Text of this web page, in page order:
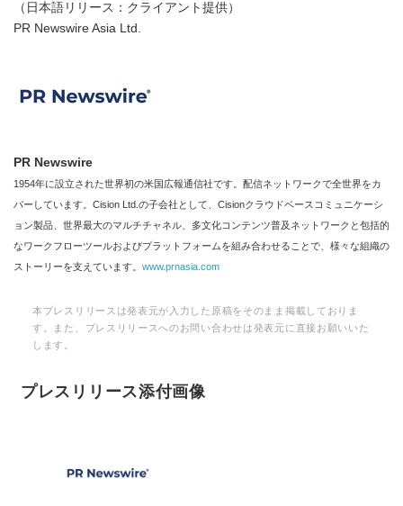
（日本語リリース：クライアント提供）
PR Newswire Asia Ltd.
PR Newswire
1954年に設立された世界初の米国広報通信社です。配信ネットワークで全世界をカ
バーしています。Cision Ltd.の子会社として、Cisionクラウドベースコミュニケーシ
ョン製品、世界最大のマルチチャネル、多文化コンテンツ普及ネットワークと包括的
なワークフローツールおよびプラットフォームを組み合わせることで、様々な組織の
ストーリーを支えています。 www.prnasia.com
本プレスリリースは発表元が入力した原稿をそのまま掲載しておりま
す。また、プレスリリースへのお問い合わせは発表元に直接お願いいた
します。
プレスリリース添付画像